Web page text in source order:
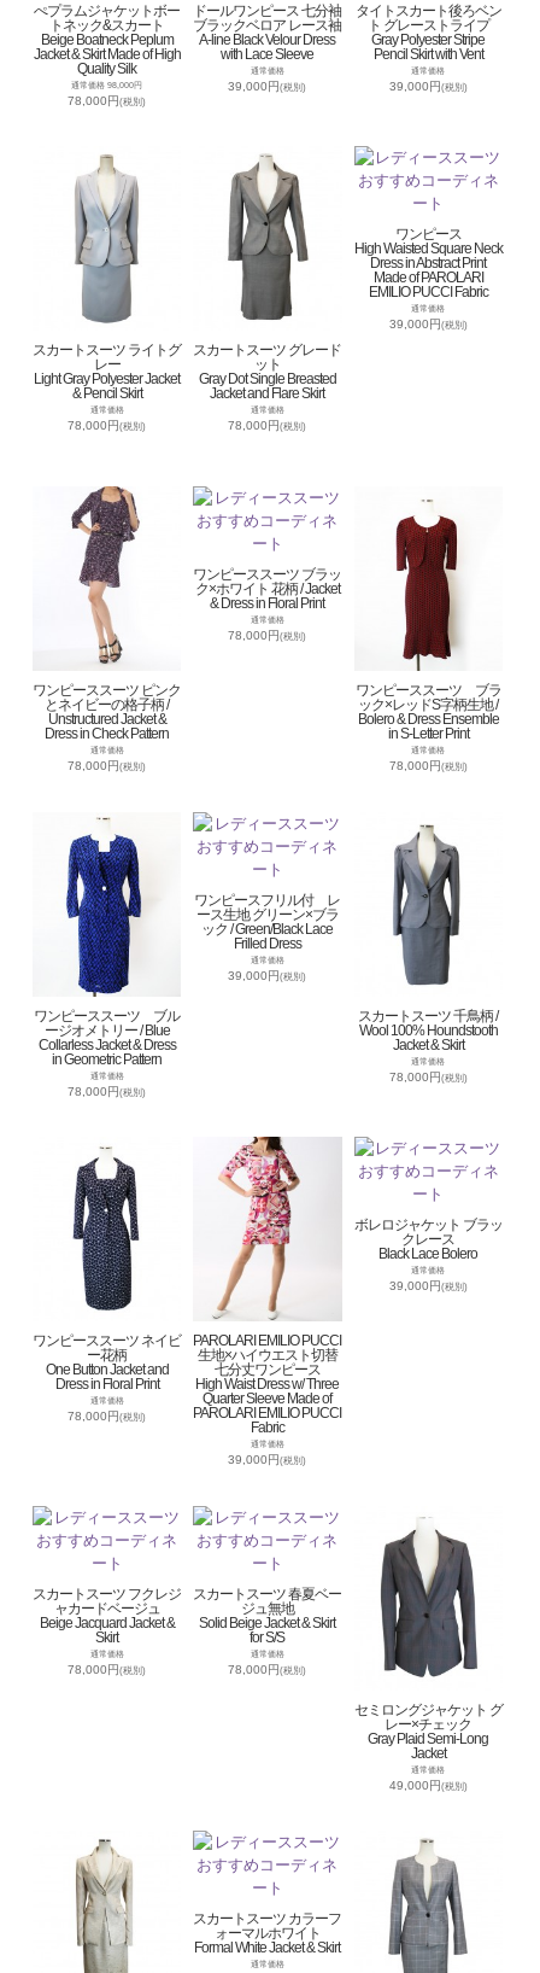
ぺプラムジャケットボー
トネック&スカート
Beige Boatneck Peplum
Jacket & Skirt Made of High
Quality Silk
通常価格 98,000円
78,000円(税別)
ドールワンピース 七分袖
ブラックベロア レース袖
A-line Black Velour Dress
with Lace Sleeve
通常価格
39,000円(税別)
タイトスカート後ろベン
ト グレーストライプ
Gray Polyester Stripe
Pencil Skirt with Vent
通常価格
39,000円(税別)
スカートスーツ ライトグ
レー
Light Gray Polyester Jacket
& Pencil Skirt
通常価格
78,000円(税別)
スカートスーツ グレード
ット
Gray Dot Single Breasted
Jacket and Flare Skirt
通常価格
78,000円(税別)
ワンピース
High Waisted Square Neck
Dress in Abstract Print
Made of PAROLARI
EMILIO PUCCI Fabric
通常価格
39,000円(税別)
ワンピーススーツ ピンク
とネイビーの格子柄 /
Unstructured Jacket &
Dress in Check Pattern
通常価格
78,000円(税別)
ワンピーススーツ ブラッ
ク×ホワイト 花柄 / Jacket
& Dress in Floral Print
通常価格
78,000円(税別)
ワンピーススーツ ブラ
ック×レッドS字柄生地 /
Bolero & Dress Ensemble
in S-Letter Print
通常価格
78,000円(税別)
ワンピーススーツ ブル
ージオメトリー / Blue
Collarless Jacket & Dress
in Geometric Pattern
通常価格
78,000円(税別)
ワンピースフリル付 レ
ース生地 グリーン×ブラ
ック / Green/Black Lace
Frilled Dress
通常価格
39,000円(税別)
スカートスーツ 千鳥柄 /
Wool 100% Houndstooth
Jacket & Skirt
通常価格
78,000円(税別)
ワンピーススーツ ネイビ
ー花柄
One Button Jacket and
Dress in Floral Print
通常価格
78,000円(税別)
PAROLARI EMILIO PUCCI
生地×ハイウエスト切替
七分丈ワンピース
High Waist Dress w/ Three
Quarter Sleeve Made of
PAROLARI EMILIO PUCCI
Fabric
通常価格
39,000円(税別)
ボレロジャケット ブラッ
クレース
Black Lace Bolero
通常価格
39,000円(税別)
スカートスーツ フクレジ
ャカードベージュ
Beige Jacquard Jacket &
Skirt
通常価格
78,000円(税別)
スカートスーツ 春夏ベー
ジュ無地
Solid Beige Jacket & Skirt
for S/S
通常価格
78,000円(税別)
セミロングジャケット グ
レー×チェック
Gray Plaid Semi-Long
Jacket
通常価格
49,000円(税別)
スカートスーツ カラーフ
ォーマルホワイト
Formal White Jacket & Skirt
通常価格